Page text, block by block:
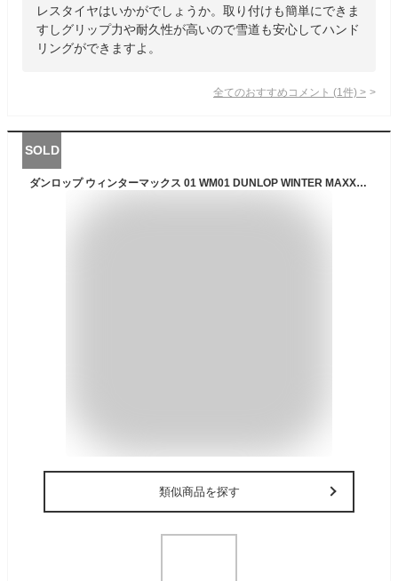
レスタイヤはいかがでしょうか。取り付けも簡単にできま
すしグリップ力や耐久性が高いので雪道も安心してハンド
リングができますよ。
全てのおすすめコメント (1 件) >
SOLD
ダンロップ ウィンターマックス 01 WM01 DUNLOP WINTER MAXX 01 WM01 145/80R13 75Q 8Wスポークタイプ 1P 4Jx13 +42 4/100 シルバー(銀色)系 アルト トッポ BJ スペーシア アルト ラパン キャロル アルト ECO プレオ バン MRワゴン タント カスタム ピクシス エポック アル
類似商品を探す